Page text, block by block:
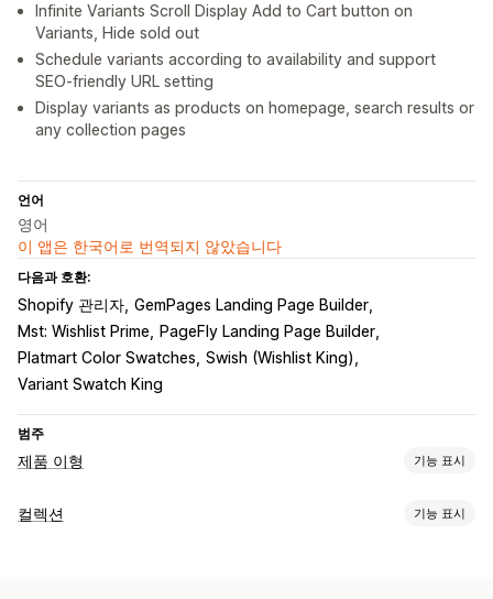
Infinite Variants Scroll Display Add to Cart button on
Variants, Hide sold out
Schedule variants according to availability and support
SEO-friendly URL setting
Display variants as products on homepage, search results or
any collection pages
언어
영어
이 앱은 한국어로 번역되지 않았습니다
다음과 호환:
Shopify 관리자 GemPages Landing Page Builder
Mst: Wishlist Prime
PageFly Landing Page Builder
Platmart Color Swatches Swish (Wishlist King)
Variant Swatch King
범주
제품 이형 기능 표시
맞춤 설정
컬렉션 기능 표시